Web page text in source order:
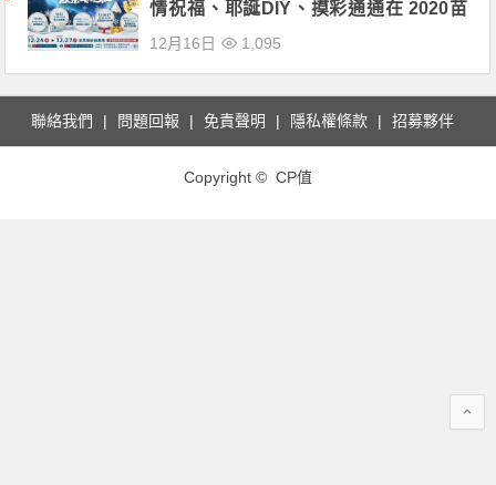
情祝福、耶誕DIY、摸彩通通在 2020苗
準青動栗歡聚耶誕夜！
12月16日 1,095
聯絡我們 問題回報 免責聲明 隱私權條款 招募夥伴
Copyright © CP值